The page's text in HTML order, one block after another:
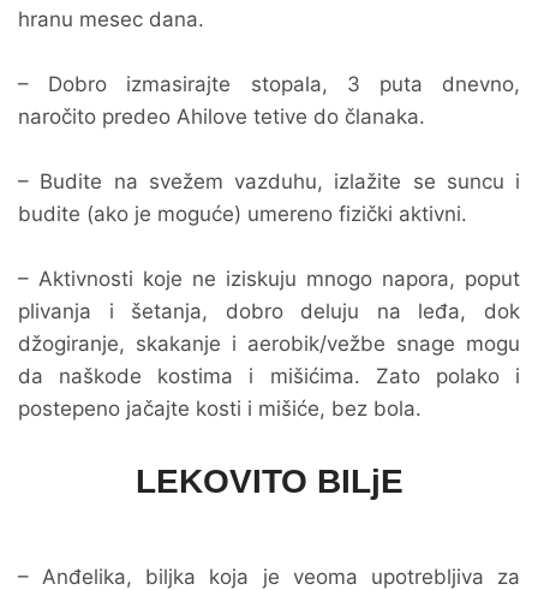
hranu mesec dana.
– Dobro izmasirajte stopala, 3 puta dnevno,
naročito predeo Ahilove tetive do članaka.
– Budite na svežem vazduhu, izlažite se suncu i
budite (ako je moguće) umereno fizički aktivni.
– Aktivnosti koje ne iziskuju mnogo napora, poput
plivanja i šetanja, dobro deluju na leđa, dok
džogiranje, skakanje i aerobik/vežbe snage mogu
da naškode kostima i mišićima. Zato polako i
postepeno jačajte kosti i mišiće, bez bola.
LEKOVITO BILjE
– Anđelika, biljka koja je veoma upotrebljiva za